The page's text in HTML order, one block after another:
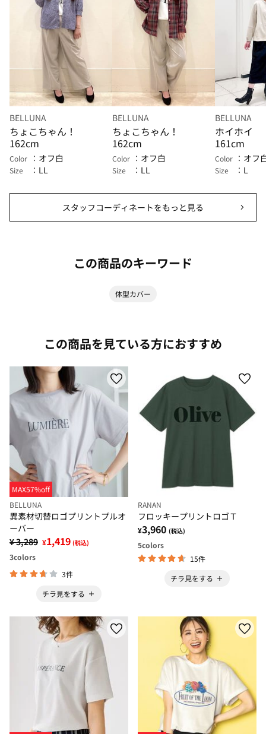
BELLUNA
ちょこちゃん！
162cm
Color オフ白
Size LL
BELLUNA
ちょこちゃん！
162cm
Color オフ白
Size LL
BELLUNA
ホイホイ
161cm
Color オフ
Size L
スタッフコーディネートをもっと見る
この商品のキーワード
体型カバー
この商品を見ている方におすすめ
MAX57%off
BELLUNA
異素材切替ロゴプリントプルオ
ーバー
¥ 3,289 ¥1,419 (税込)
3colors
3件
チラ見をする
RANAN
フロッキープリントロゴＴ
¥3,960 (税込)
5colors
15件
チラ見をする